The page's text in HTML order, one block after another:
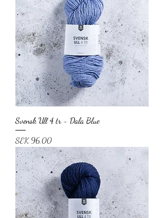
Svensk Ull 4 tr - Dala Blue
Price
SEK 96.00